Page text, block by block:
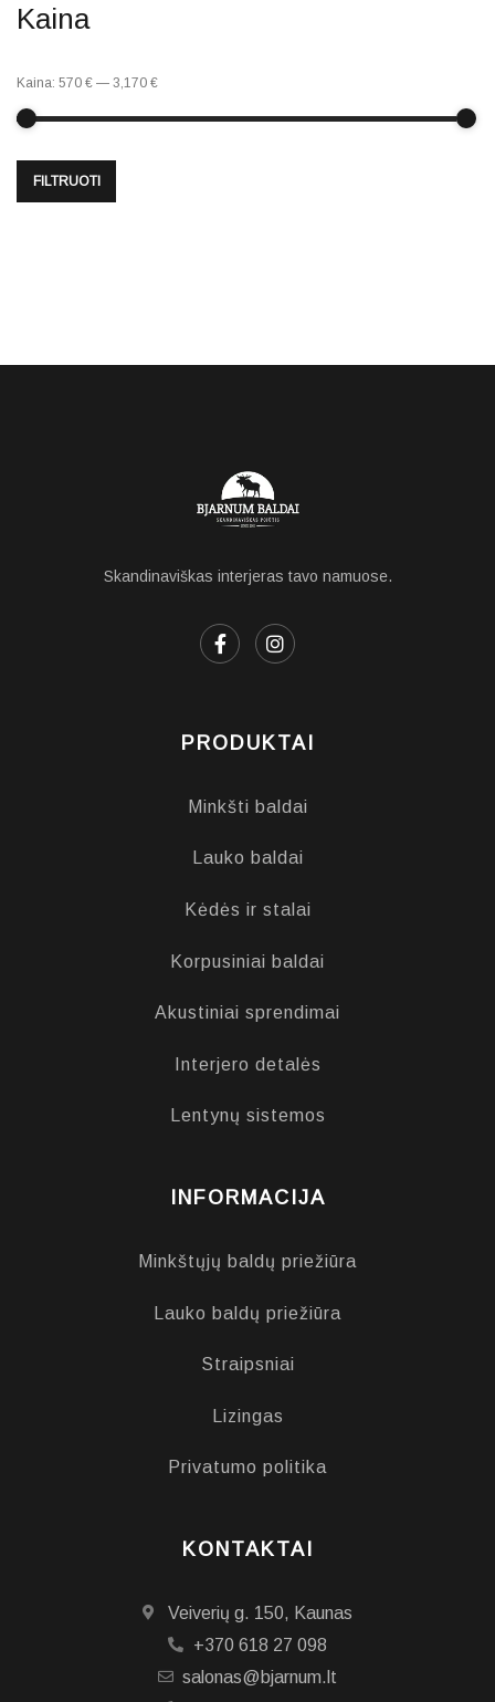
Kaina
FILTRUOTI
Kaina: 570 € — 3,170 €
Skandinaviškas interjeras tavo namuose.
PRODUKTAI
Minkšti baldai
Lauko baldai
Kėdės ir stalai
Korpusiniai baldai
Akustiniai sprendimai
Interjero detalės
Lentynų sistemos
INFORMACIJA
Minkštųjų baldų priežiūra
Lauko baldų priežiūra
Straipsniai
Lizingas
Privatumo politika
KONTAKTAI
Veiverių g. 150, Kaunas
+370 618 27 098
salonas@bjarnum.lt